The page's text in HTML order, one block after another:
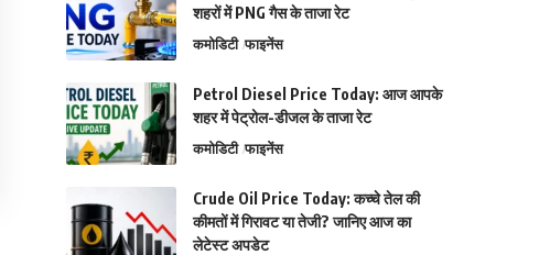
शहरों में PNG गैस के ताजा रेट
कमोडिटी फाइनेंस
Petrol Diesel Price Today: आज आपके
शहर में पेट्रोल-डीजल के ताजा रेट
कमोडिटी फाइनेंस
Crude Oil Price Today: कच्चे तेल की
कीमतों में गिरावट या तेजी? जानिए आज का
लेटेस्ट अपडेट